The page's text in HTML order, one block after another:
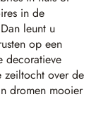
in de
leunt u
op een
decoratieve
zeiltocht over de
dromen mooier